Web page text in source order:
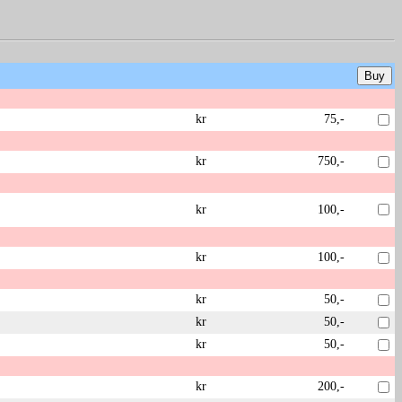
kr
75,-
kr
750,-
kr
100,-
kr
100,-
kr
50,-
kr
50,-
kr
50,-
kr
200,-